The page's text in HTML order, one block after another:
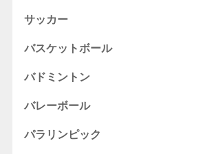
サッカー
バスケットボール
バドミントン
バレーボール
パラリンピック